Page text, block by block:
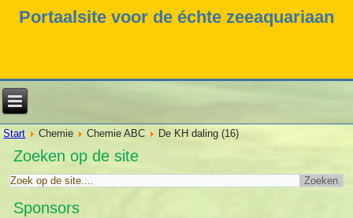
Portaalsite voor de échte zeeaquariaan
Start Chemie Chemie ABC De KH daling (16)
Zoeken op de site
Sponsors